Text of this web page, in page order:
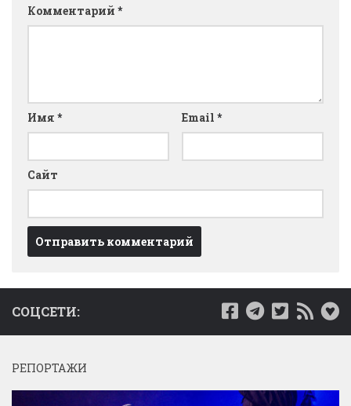
Комментарий *
Имя * Email *
Сайт
СОЦСЕТИ:
РЕПОРТАЖИ